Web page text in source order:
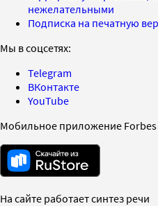
нежелательными
Подписка на печатную
Мы в соцсетях:
Telegram
ВКонтакте
YouTube
Мобильное приложение Forbes
На сайте работает синтез речи